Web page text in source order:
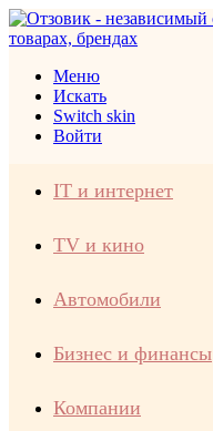
Меню
Искать
Switch skin
Войти
IT и интернет
TV и кино
Автомобили
Бизнес и финансы
Компании